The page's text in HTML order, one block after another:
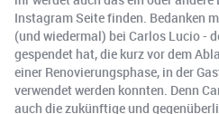
Instagram Seite finden. Bedanken
(und wiedermal) bei Carlos Lucio -
gespendet hat, die kurz vor dem
einer Renovierungsphase, in der
verwendet werden konnten. Denn
auch die zukünftige und